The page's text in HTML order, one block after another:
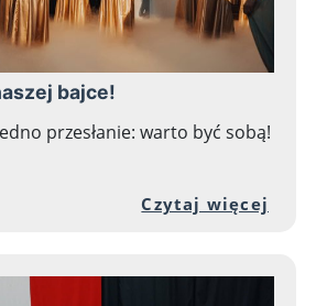
bajce!
przesłanie: warto być sobą!
Czytaj więcej